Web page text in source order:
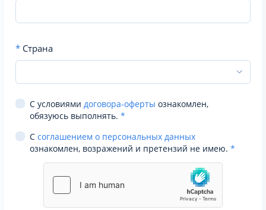
* Страна
С условиями договора-оферты ознакомлен,
обязуюсь выполнять. *
С соглашением о персональных данных
ознакомлен, возражений и претензий не имею. *